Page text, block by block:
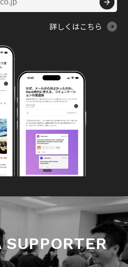
詳しくはこちら
SUPPORTER